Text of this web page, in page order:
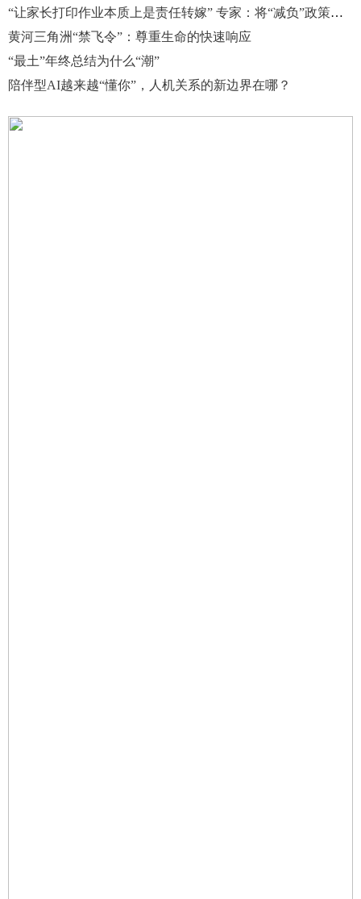
“让家长打印作业本质上是责任转嫁” 专家：将“减负”政策纳入教育督导评估体系
黄河三角洲“禁飞令”：尊重生命的快速响应
“最土”年终总结为什么“潮”
陪伴型AI越来越“懂你”，人机关系的新边界在哪？